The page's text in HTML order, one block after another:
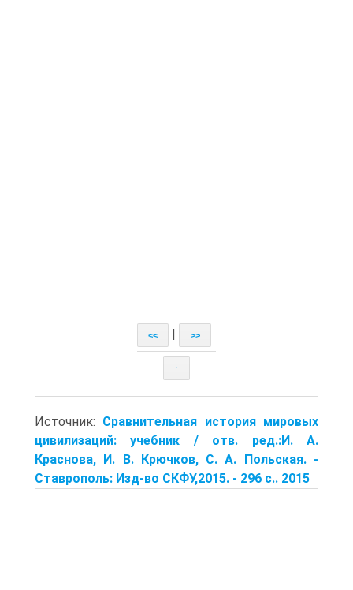
<< >>
↑
Источник: Сравнительная история мировых
цивилизаций: учебник / отв. ред.:И. А.
Краснова, И. В. Крючков, С. А. Польская. -
Ставрополь: Изд-во СКФУ,2015. - 296 с.. 2015